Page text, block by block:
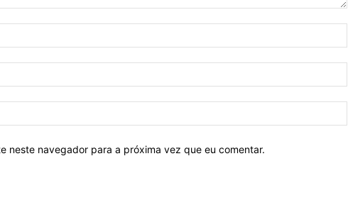
neste navegador para a próxima vez que eu comentar.